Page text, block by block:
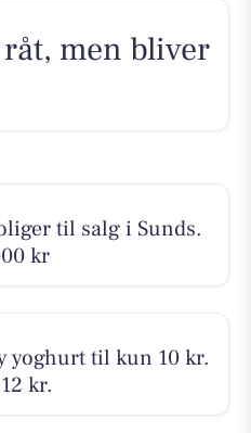
men bliver
til salg i Sunds.
kr
yoghurt til kun 10 kr.
kr.